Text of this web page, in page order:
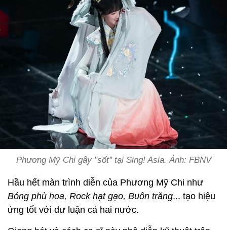
Phương Mỹ Chi gây "sốt" tại Sing! Asia. Ảnh: FBNV
Hầu hết màn trình diễn của Phương Mỹ Chi như
Bóng phù hoa, Rock hạt gạo, Buôn trăng... tạo hiệu
ứng tốt với dư luận cả hai nước.